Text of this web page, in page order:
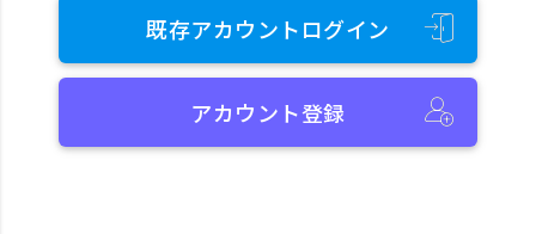
既存アカウントログイン
アカウント登録